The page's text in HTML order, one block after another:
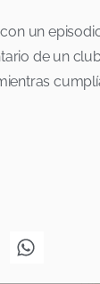
un
de un